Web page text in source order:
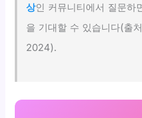
상인 커뮤니티에서 질문하
을 기대할 수 있습니다(출
2024).